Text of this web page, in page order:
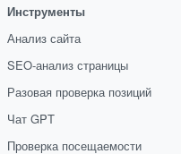
Инструменты
Анализ сайта
SEO-анализ страницы
Разовая проверка позиций
Чат GPT
Проверка посещаемости